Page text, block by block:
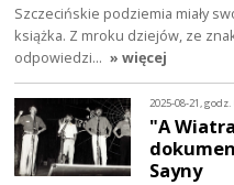
Szczecińskie podziemia miały
książka. Z mroku dziejów, ze
odpowiedzi… » więcej
2025-08-21, godz.
"A
Sayny